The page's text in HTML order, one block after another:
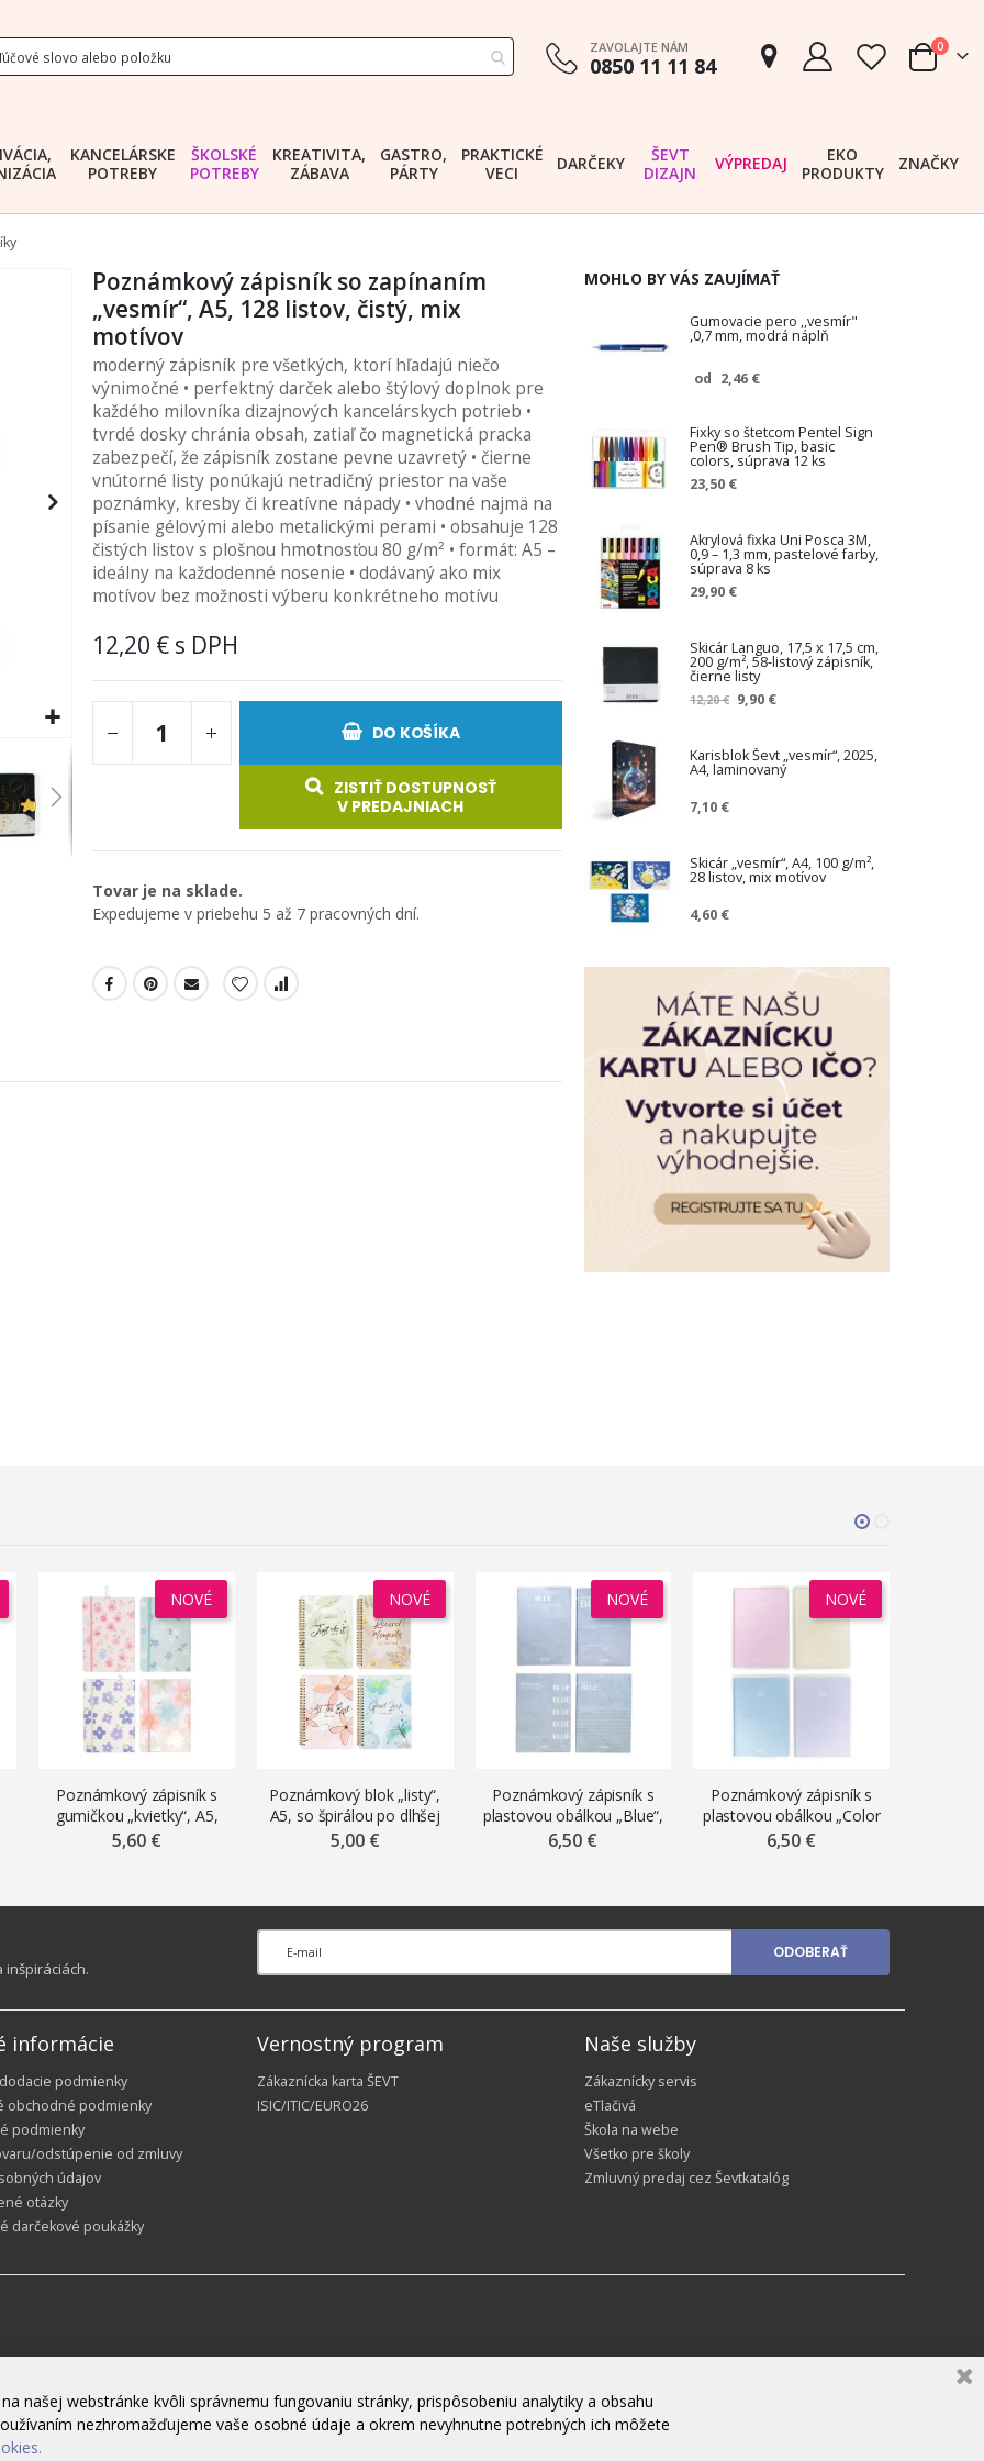
ZAVOLAJTE NÁM
0850 11 11 84 Cart
0
KANCELÁRSKE
POTREBY
ŠKOLSKÉ
POTREBY
KREATIVITA,
ZÁBAVA
GASTRO,
PÁRTY
PRAKTICKÉ
VECI
DARČEKY
ŠEVT
DIZAJN
VÝPREDAJ
EKO
PRODUKTY
ZNAČKY
Poznámkový zápisník so zapínaním
„vesmír“, A5, 128 listov, čistý, mix
motívov
moderný zápisník pre všetkých, ktorí hľadajú niečo
výnimočné • perfektný darček alebo štýlový doplnok pre
každého milovníka dizajnových kancelárskych potrieb •
tvrdé dosky chránia obsah, zatiaľ čo magnetická pracka
zabezpečí, že zápisník zostane pevne uzavretý • čierne
vnútorné listy ponúkajú netradičný priestor na vaše
poznámky, kresby či kreatívne nápady • vhodné najmä na
písanie gélovými alebo metalickými perami • obsahuje 128
čistých listov s plošnou hmotnosťou 80 g/m² • formát: A5 –
ideálny na každodenné nosenie • dodávaný ako mix
motívov bez možnosti výberu konkrétneho motívu
12,20 €
DO KOŠÍKA
ZISTIŤ DOSTUPNOSŤ
V PREDAJNIACH
Tovar je na sklade.
Expedujeme v priebehu 5 až 7 pracovných dní.
MOHLO BY VÁS ZAUJÍMAŤ
Gumovacie pero ,,vesmír"
,0,7 mm, modrá náplň
od 2,46 €
Fixky so štetcom Pentel Sign
Pen® Brush Tip, basic
colors, súprava 12 ks
23,50 €
Akrylová fixka Uni Posca 3M,
0,9 – 1,3 mm, pastelové farby,
súprava 8 ks
29,90 €
Skicár Languo, 17,5 x 17,5 cm,
200 g/m², 58-listový zápisník,
čierne listy
12,20 €
Z
ž
e
n
a
9,90 €
Karisblok Ševt „vesmír“, 2025,
A4, laminovaný
7,10 €
Skicár „vesmír“, A4, 100 g/m²,
28 listov, mix motívov
4,60 €
NOVÉ
Poznámkový zápisník s
gumičkou „kvietky“, A5,
80 listov, čistý, mix
5,60 €
NOVÉ
Poznámkový blok „listy“,
A5, so špirálou po dlhšej
strane, 80 listov,
5,00 €
NOVÉ
Poznámkový zápisník s
plastovou obálkou „Blue“,
B5, 96 listov, linajkový,
6,50 €
NOVÉ
Poznámkový zápisník s
plastovou obálkou „Color
palette“, B5, 96 listov,
6,50 €
ODOBERAŤ
informácie
podmienky
obchodné podmienky
podmienky
odstúpenie od zmluvy
údajov
otázky
darčekové poukážky
Vernostný program
Zákaznícka karta ŠEVT
ISIC/ITIC/EURO26
Naše služby
Zákaznícky servis
eTlačivá
Škola na webe
Všetko pre školy
Zmluvný predaj cez Ševtkatalóg
našej webstránke kvôli správnemu fungovaniu stránky, prispôsobeniu analytiky a obsahu
nezhromažďujeme vaše osobné údaje a okrem nevyhnutne potrebných ich môžete